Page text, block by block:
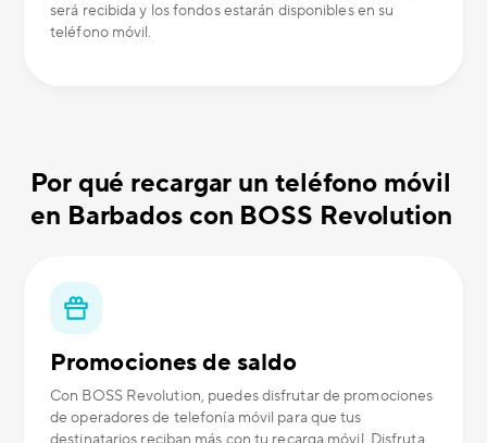
será recibida y los fondos estarán disponibles en su
teléfono móvil.
Por qué recargar un teléfono móvil
en Barbados con BOSS Revolution
Promociones de saldo
Con BOSS Revolution, puedes disfrutar de promociones
de operadores de telefonía móvil para que tus